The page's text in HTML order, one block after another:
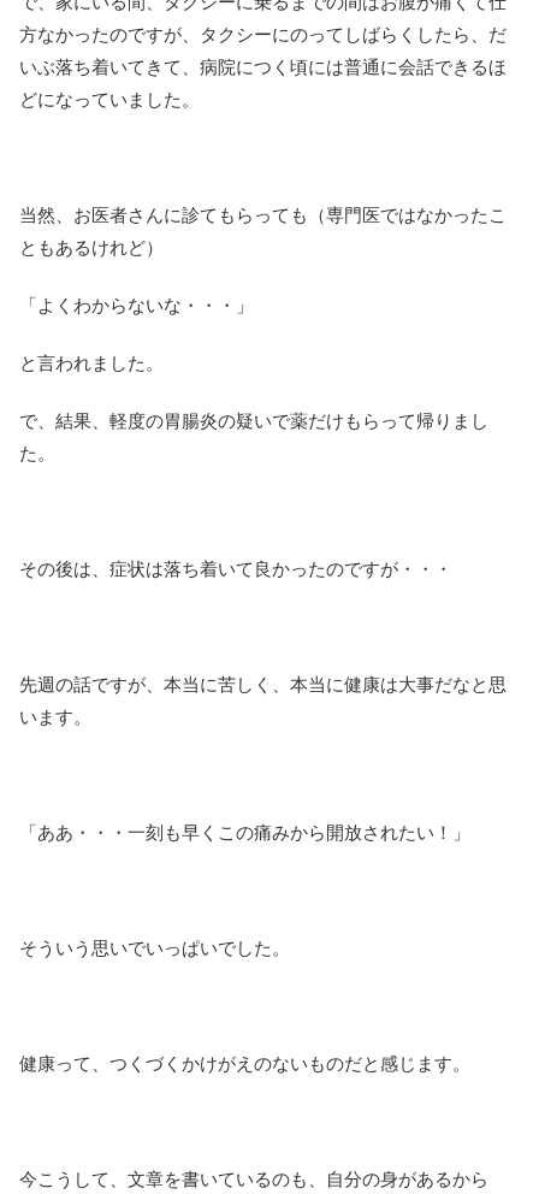
方なかったのですが、タクシーにのってしばらくしたら、だ
いぶ落ち着いてきて、病院につく頃には普通に会話できるほ
どになっていました。
当然、お医者さんに診てもらっても（専門医ではなかったこ
ともあるけれど）
「よくわからないな・・・」
と言われました。
で、結果、軽度の胃腸炎の疑いで薬だけもらって帰りまし
た。
その後は、症状は落ち着いて良かったのですが・・・
先週の話ですが、本当に苦しく、本当に健康は大事だなと思
います。
「ああ・・・一刻も早くこの痛みから開放されたい！」
そういう思いでいっぱいでした。
健康って、つくづくかけがえのないものだと感じます。
今こうして、文章を書いているのも、自分の身があるから